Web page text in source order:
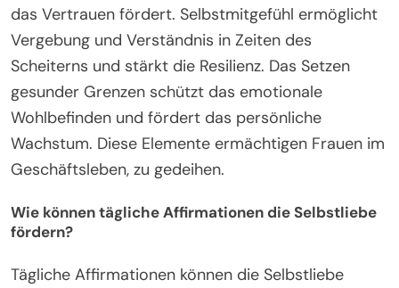
das Vertrauen fördert. Selbstmitgefühl ermöglicht
Vergebung und Verständnis in Zeiten des
Scheiterns und stärkt die Resilienz. Das Setzen
gesunder Grenzen schützt das emotionale
Wohlbefinden und fördert das persönliche
Wachstum. Diese Elemente ermächtigen Frauen im
Geschäftsleben, zu gedeihen.
Wie können tägliche Affirmationen die Selbstliebe
fördern?
Tägliche Affirmationen können die Selbstliebe